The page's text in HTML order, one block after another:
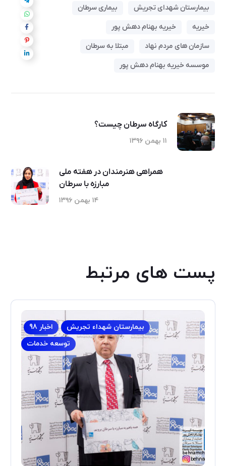
بیمارستان شهدای تجریش
بیماری سرطان
خیریه
خیریه بهنام دهش پور
سازمان های مردم نهاد
مبتلا به سرطان
موسسه خیریه بهنام دهش پور
کارگاه سرطان چیست؟
۱۱ بهمن ۱۳۹۶
همراهی هنرمندان در هفته ملی
مبارزه با سرطان
۱۴ بهمن ۱۳۹۶
پست های مرتبط
اخبار 98
بیمارستان شهداء تجریش
توسعه خدمات